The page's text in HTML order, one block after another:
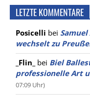
LETZTE KOMMENTARE
Posicelli bei
wechselt zu
_Flin_ bei Biel
professionelle Art
07:09 Uhr)